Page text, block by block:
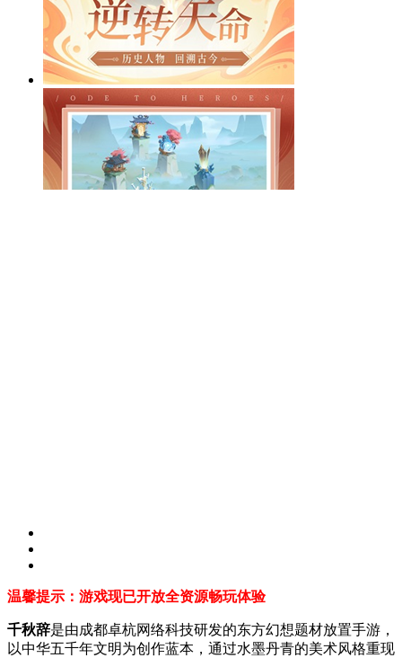
温馨提示：游戏现已开放全资源畅玩体验
千秋辞是由成都卓杭网络科技研发的东方幻想题材放置手游，
以中华五千年文明为创作蓝本，通过水墨丹青的美术风格重现